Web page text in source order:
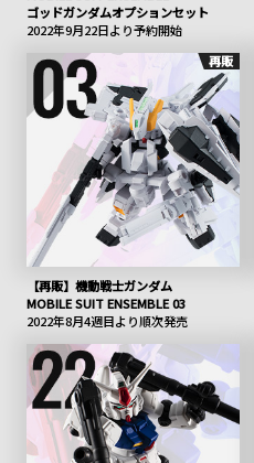
ゴッドガンダムオプションセット
2022年9月22日より予約開始
再販
【再販】機動戦士ガンダム
MOBILE SUIT ENSEMBLE 03
2022年8月4週目より順次発売